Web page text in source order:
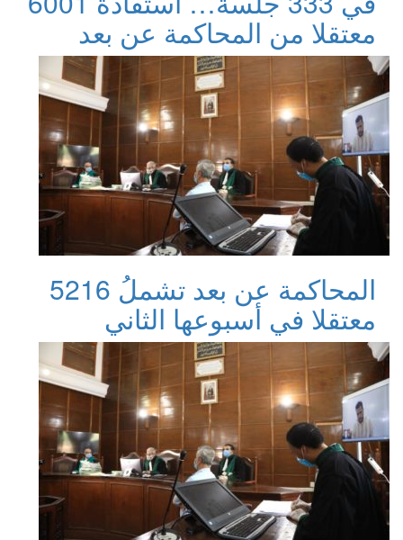
معتقلا من المحاكمة عن بعد
المحاكمة عن بعد تشملُ 5216
معتقلا في أسبوعها الثاني